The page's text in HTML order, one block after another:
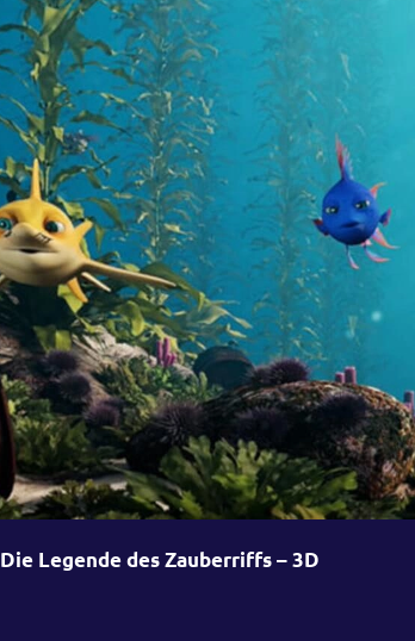
Die Legende des Zauberriffs – 3D